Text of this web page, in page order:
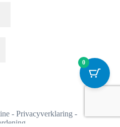
- Privacyverklaring -
0